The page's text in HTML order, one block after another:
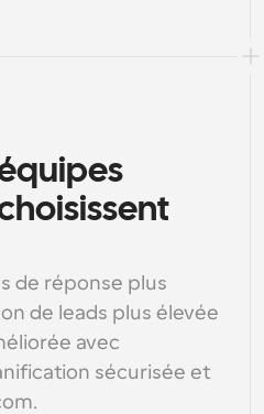
de réponse plus
de leads plus élevée
avec
sécurisée et